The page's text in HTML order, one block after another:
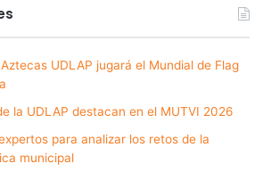
UDLAP jugará el Mundial de Flag
la UDLAP destacan en el MUTVI 2026
para analizar los retos de la
municipal